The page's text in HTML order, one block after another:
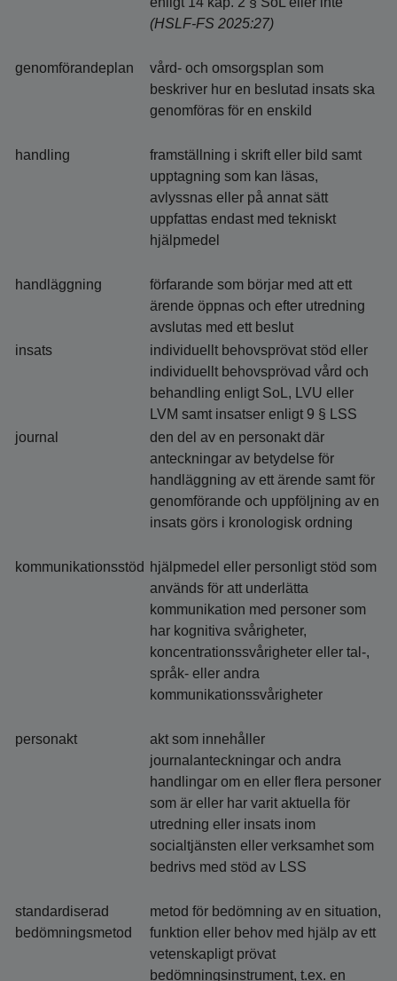
(HSLF-FS 2025:27)
genomförandeplan
vård- och omsorgsplan som
beskriver hur en beslutad insats ska
genomföras för en enskild
handling
framställning i skrift eller bild samt
upptagning som kan läsas,
avlyssnas eller på annat sätt
uppfattas endast med tekniskt
hjälpmedel
handläggning
förfarande som börjar med att ett
ärende öppnas och efter utredning
avslutas med ett beslut
insats
individuellt behovsprövat stöd eller
individuellt behovsprövad vård och
behandling enligt SoL, LVU eller
LVM samt insatser enligt 9 § LSS
journal
den del av en personakt där
anteckningar av betydelse för
handläggning av ett ärende samt för
genomförande och uppföljning av en
insats görs i kronologisk ordning
kommunikationsstöd hjälpmedel eller personligt stöd som
används för att underlätta
kommunikation med personer som
har kognitiva svårigheter,
koncentrationssvårigheter eller tal-,
språk- eller andra
kommunikationssvårigheter
personakt
akt som innehåller
journalanteckningar och andra
handlingar om en eller flera personer
som är eller har varit aktuella för
utredning eller insats inom
socialtjänsten eller verksamhet som
bedrivs med stöd av LSS
standardiserad
bedömningsmetod
metod för bedömning av en situation,
funktion eller behov med hjälp av ett
vetenskapligt prövat
bedömningsinstrument, t.ex. en